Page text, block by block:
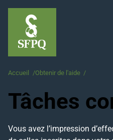
Accueil /Obtenir de l'aide /
Tâches
Vous avez l’impression